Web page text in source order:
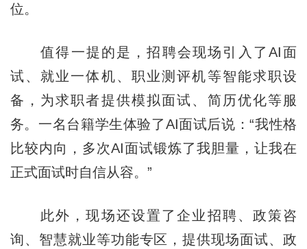
位。
值得一提的是，招聘会现场引入了AI面
试、就业一体机、职业测评机等智能求职设
备，为求职者提供模拟面试、简历优化等服
务。一名台籍学生体验了AI面试后说：“我性格
比较内向，多次AI面试锻炼了我胆量，让我在
正式面试时自信从容。”
此外，现场还设置了企业招聘、政策咨
询、智慧就业等功能专区，提供现场面试、政